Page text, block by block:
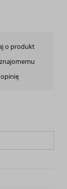
o produkt